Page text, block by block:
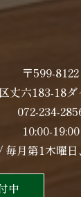
〒599-8122
丈六183-18
072-234-
10:00-19:00
毎月第1木曜日
中